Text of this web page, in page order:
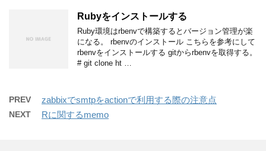
Rubyをインストールする
Ruby環境はrbenvで構築するとバージョン管理が楽
になる。 rbenvのインストール こちらを参考にして
rbenvをインストールする gitからrbenvを取得する。
# git clone ht …
PREV zabbixでsmtpをactionで利用する際の注意点
NEXT Rに関するmemo